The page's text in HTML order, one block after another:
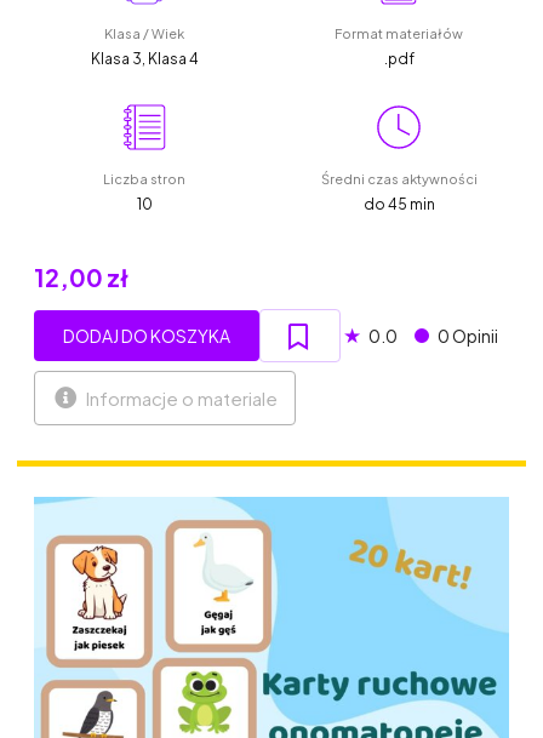
Klasa / Wiek
Klasa 3, Klasa 4
Format materiałów
.pdf
Liczba stron
10
Średni czas aktywności
do 45 min
12,00 zł
DODAJ DO KOSZYKA ★ 0.0 0 Opinii
Informacje o materiale